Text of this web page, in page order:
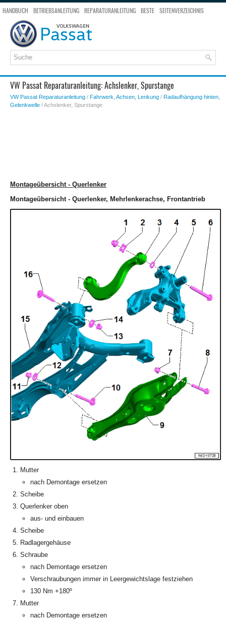
HANDBUCH BETRIEBSANLEITUNG REPARATURANLEITUNG BESTE
SEITENVERZEICHNIS
SEITENSUCHE
VW Passat Reparaturanleitung: Achslenker, Spurstange
VW Passat Reparaturanleitung / Fahrwerk, Achsen, Lenkung / Radaufhängung hinten,
Gelenkwelle / Achslenker, Spurstange
Montageübersicht - Querlenker
Montageübersicht - Querlenker, Mehrlenkerachse, Frontantrieb
Mutter
nach Demontage ersetzen
Scheibe
Querlenker oben
aus- und einbauen
Scheibe
Radlagergehäuse
Schraube
nach Demontage ersetzen
Verschraubungen immer in Leergewichtslage festziehen
130 Nm +180º
Mutter
nach Demontage ersetzen